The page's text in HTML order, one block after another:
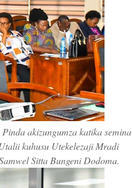
akizungumza katika semina
kuhusu Utekelezaji Mradi
Sitta Bungeni Dodoma.